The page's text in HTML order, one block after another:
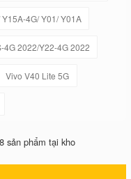
4G/ Y01/ Y01A
4G 2022/Y22-4G 2022
Vivo V40 Lite 5G
sản phẩm tại kho